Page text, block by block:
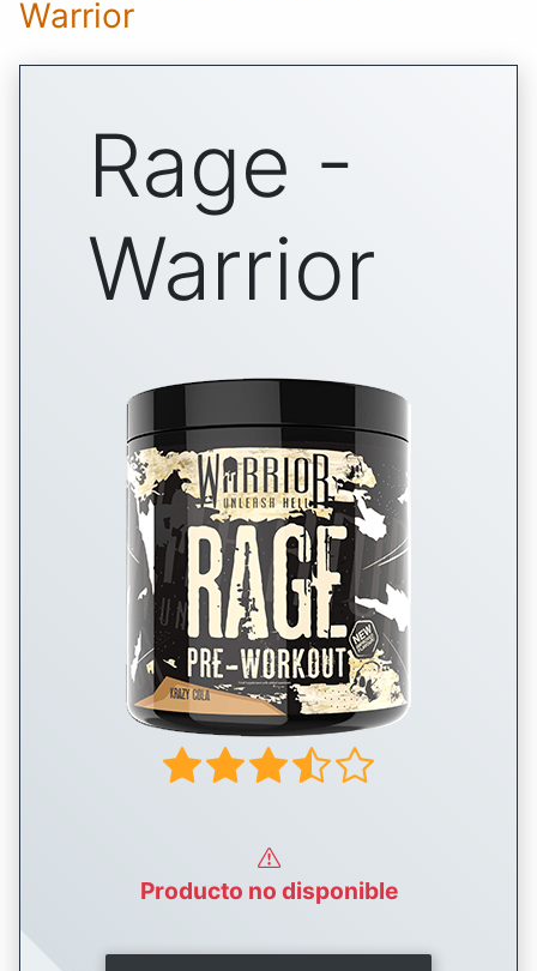
Warrior
Rage -
Warrior
Producto no disponible